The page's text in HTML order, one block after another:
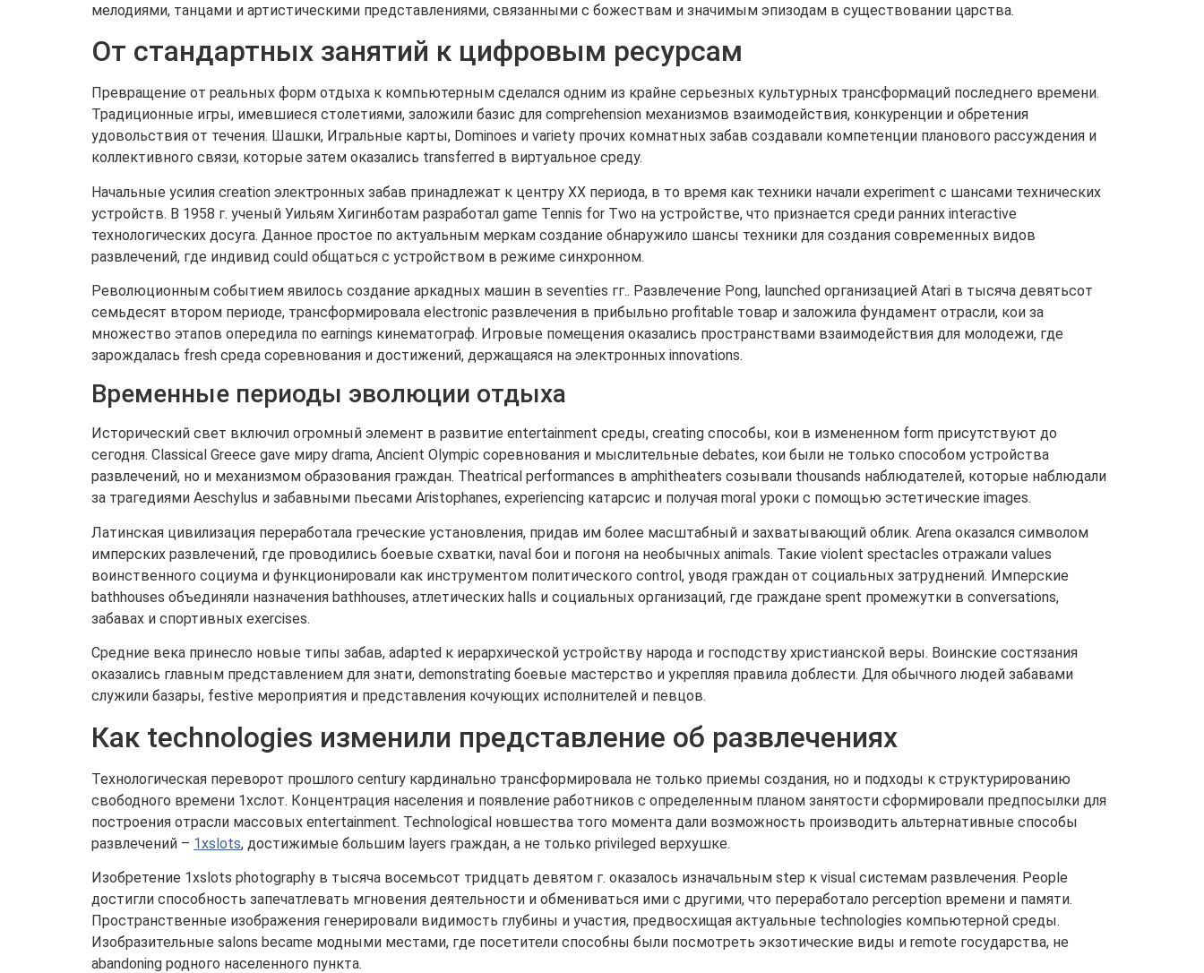
мелодиями, танцами и артистическими представлениями, связанными с божествам и значимым эпизодам в существовании царства.
От стандартных занятий к цифровым ресурсам
Превращение от реальных форм отдыха к компьютерным сделался одним из крайне серьезных культурных трансформаций последнего времени.
Традиционные игры, имевшиеся столетиями, заложили базис для comprehension механизмов взаимодействия, конкуренции и обретения
удовольствия от течения. Шашки, Игральные карты, Dominoes и variety прочих комнатных забав создавали компетенции планового рассуждения и
коллективного связи, которые затем оказались transferred в виртуальное среду.
Начальные усилия creation электронных забав принадлежат к центру ХХ периода, в то время как техники начали experiment с шансами технических
устройств. В 1958 г. ученый Уильям Хигинботам разработал game Tennis for Two на устройстве, что признается среди ранних interactive
технологических досуга. Данное простое по актуальным меркам создание обнаружило шансы техники для создания современных видов
развлечений, где индивид could общаться с устройством в режиме синхронном.
Революционным событием явилось создание аркадных машин в seventies гг.. Развлечение Pong, launched организацией Atari в тысяча девятьсот
семьдесят втором периоде, трансформировала electronic развлечения в прибыльно profitable товар и заложила фундамент отрасли, кои за
множество этапов опередила по earnings кинематограф. Игровые помещения оказались пространствами взаимодействия для молодежи, где
зарождалась fresh среда соревнования и достижений, держащаяся на электронных innovations.
Временные периоды эволюции отдыха
Исторический свет включил огромный элемент в развитие entertainment среды, creating способы, кои в измененном form присутствуют до
сегодня. Classical Greece gave миру drama, Ancient Olympic соревнования и мыслительные debates, кои были не только способом устройства
развлечений, но и механизмом образования граждан. Theatrical performances в amphitheaters созывали thousands наблюдателей, которые наблюдали
за трагедиями Aeschylus и забавными пьесами Aristophanes, experiencing катарсис и получая moral уроки с помощью эстетические images.
Латинская цивилизация переработала греческие установления, придав им более масштабный и захватывающий облик. Arena оказался символом
имперских развлечений, где проводились боевые схватки, naval бои и погоня на необычных animals. Такие violent spectacles отражали values
воинственного социума и функционировали как инструментом политического control, уводя граждан от социальных затруднений. Имперские
bathhouses объединяли назначения bathhouses, атлетических halls и социальных организаций, где граждане spent промежутки в conversations,
забавах и спортивных exercises.
Средние века принесло новые типы забав, adapted к иерархической устройству народа и господству христианской веры. Воинские состязания
оказались главным представлением для знати, demonstrating боевые мастерство и укрепляя правила доблести. Для обычного людей забавами
служили базары, festive мероприятия и представления кочующих исполнителей и певцов.
Как technologies изменили представление об развлечениях
Технологическая переворот прошлого century кардинально трансформировала не только приемы создания, но и подходы к структурированию
свободного времени 1хслот. Концентрация населения и появление работников с определенным планом занятости сформировали предпосылки для
построения отрасли массовых entertainment. Technological новшества того момента дали возможность производить альтернативные способы
развлечений – 1xslots, достижимые большим layers граждан, а не только privileged верхушке.
Изобретение 1xslots photography в тысяча восемьсот тридцать девятом г. оказалось изначальным step к visual системам развлечения. People
достигли способность запечатлевать мгновения деятельности и обмениваться ими с другими, что переработало perception времени и памяти.
Пространственные изображения генерировали видимость глубины и участия, предвосхищая актуальные technologies компьютерной среды.
Изобразительные salons became модными местами, где посетители способны были посмотреть экзотические виды и remote государства, не
abandoning родного населенного пункта.